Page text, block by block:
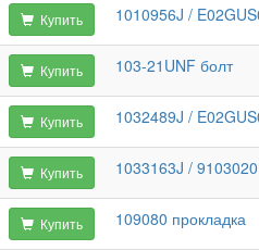
Купить 1010956J /
Купить 103-21UNF болт
Купить 1032489J /
Купить 1033163J / 9103020
Купить 109080 прокладка